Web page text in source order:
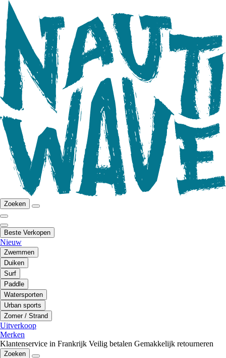
Zoeken
Beste Verkopen
Nieuw
Zwemmen
Duiken
Surf
Paddle
Watersporten
Urban sports
Zomer / Strand
Uitverkoop
Merken
Klantenservice in Frankrijk Veilig betalen Gemakkelijk retourneren
Zoeken